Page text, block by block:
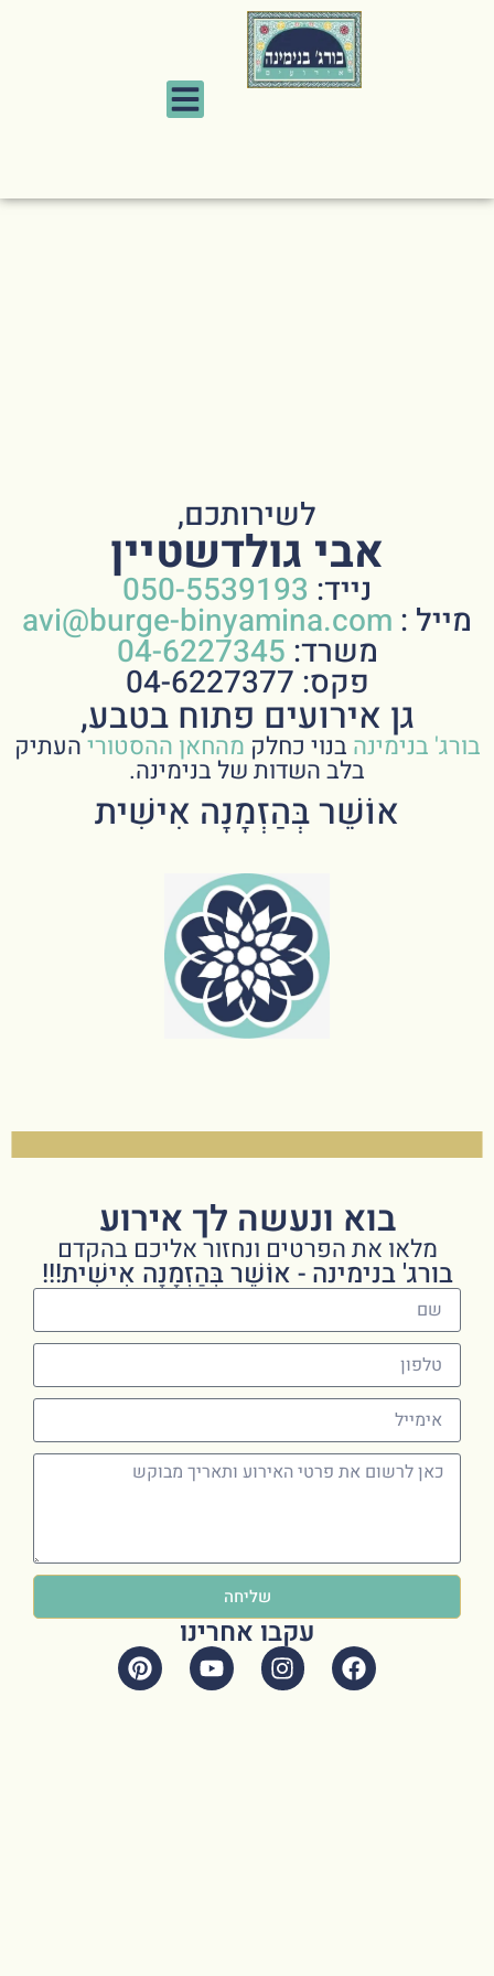
לשירותכם,
אבי גולדשטיין
נייד: 050-5539193
מייל : avi@burge-binyamina.com
משרד: 04-6227345
פקס: 04-6227377
גן אירועים פתוח בטבע,
בורג' בנימינה בנוי כחלק מהחאן ההסטוריהעתיק
בלב השדות של בנימינה.
אוֹשֵׁר בְּהַזְמָנָה אִישִׁית
בוא ונעשה לך אירוע
מלאו את הפרטים ונחזור אליכם בהקדם
בורג' בנימינה - אוֹשֵׁר בְּהַזְמָנָה אִישִׁית!!!
שליחה
עקבו אחרינו